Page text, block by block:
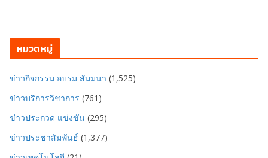
หมวดหมู่
ข่าวกิจกรรม อบรม สัมมนา (1,525)
ข่าวบริการวิชาการ (761)
ข่าวประกวด แข่งขัน (295)
ข่าวประชาสัมพันธ์ (1,377)